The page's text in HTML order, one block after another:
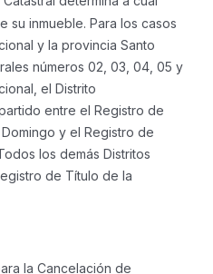
su inmueble. Para los casos
y la provincia Santo
números 02, 03, 04, 05 y
el Distrito
entre el Registro de
y el Registro de
los demás Distritos
de Título de la
la Cancelación de